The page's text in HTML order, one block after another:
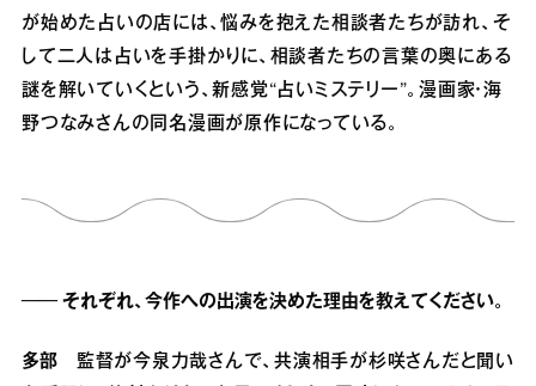
が始めた占いの店には、悩みを抱えた相談者たちが訪れ、そ
して二人は占いを手掛かりに、相談者たちの言葉の奥にある
謎を解いていくという、新感覚“占いミステリー”。漫画家・海
野つなみさんの同名漫画が原作になっている。
── それぞれ、今作への出演を決めた理由を教えてください。
多部 監督が今泉力哉さんで、共演相手が杉咲さんだと聞い